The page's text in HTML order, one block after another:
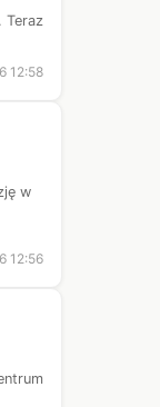
Teraz
12:58
w
12:56